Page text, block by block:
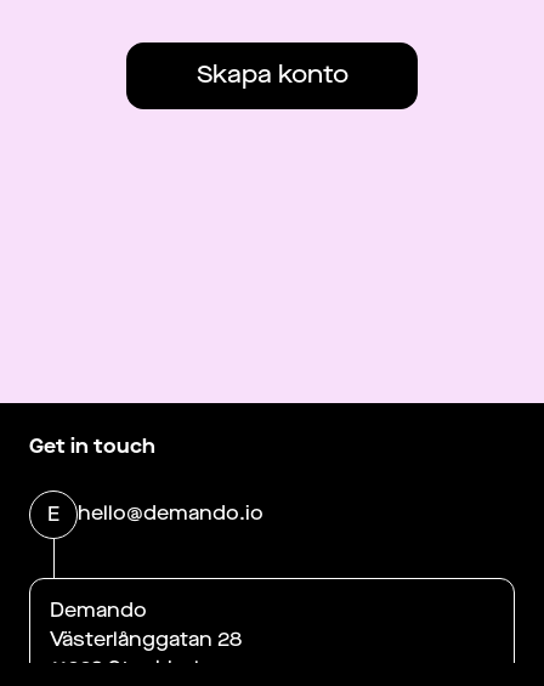
Skapa konto
Get in touch
E hello@demando.io
Demando
Västerlånggatan 28
11229 Stockholm